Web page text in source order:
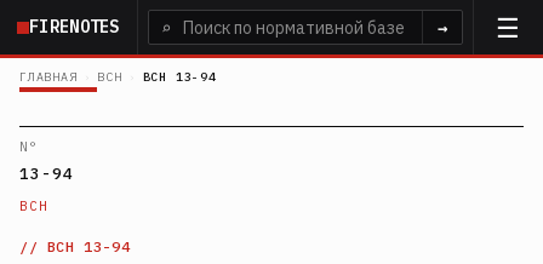
Перейти
основному
FIRENOTES ⌕ →
ГЛАВНАЯ › ВСН › ВСН 13-94
N°
13-94
ВСН
ВСН 13-94